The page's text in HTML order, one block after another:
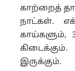
காற்றைத்
நாட்கள்.
காய்களும்,
இருக்கும்.